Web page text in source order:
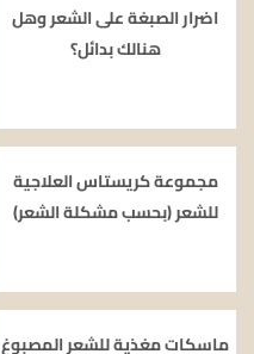
اضرار الصبغة على الشعر وهل
هنالك بدائل؟
مجموعة كريستاس العلاجية
للشعر (بحسب مشكلة الشعر)
ماسكات مغذية للشعر المصبوغ